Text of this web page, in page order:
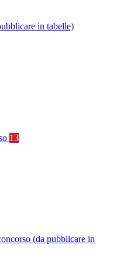
in tabelle)
13
(da pubblicare in